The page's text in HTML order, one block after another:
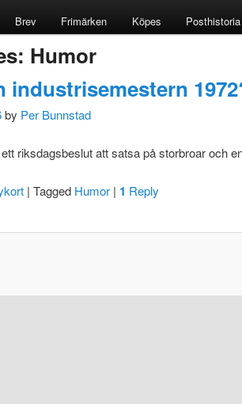
Brev Frimärken Köpes Posthistoria
Humor
industrisemestern
by Per Bunnstad
riksdagsbeslut att satsa på storbroar och
| Tagged Humor | 1 Reply